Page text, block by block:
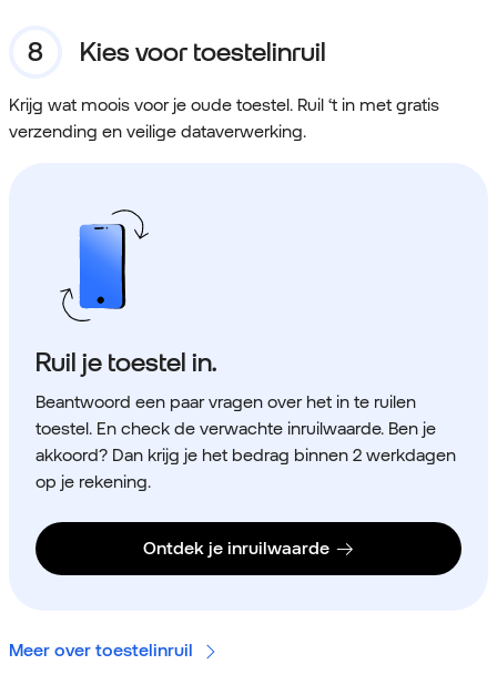
Kies voor toestelinruil
Krijg wat moois voor je oude toestel. Ruil ‘t in met gratis
verzending en veilige dataverwerking.
Ruil je toestel in.
Beantwoord een paar vragen over het in te ruilen
toestel. En check de verwachte inruilwaarde. Ben je
akkoord? Dan krijg je het bedrag binnen 2 werkdagen
op je rekening.
Ontdek je inruilwaarde
Meer over toestelinruil